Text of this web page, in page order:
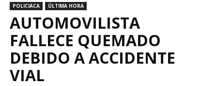
POLICIACA ÚLTIMA HORA
AUTOMOVILISTA
FALLECE QUEMADO
DEBIDO A ACCIDENTE
VIAL